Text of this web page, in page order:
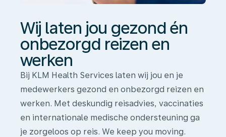
Wij laten jou gezond én
onbezorgd reizen en
werken
Bij KLM Health Services laten wij jou en je
medewerkers gezond en onbezorgd reizen en
werken. Met deskundig reisadvies, vaccinaties
en internationale medische ondersteuning ga
je zorgeloos op reis. We keep you moving.